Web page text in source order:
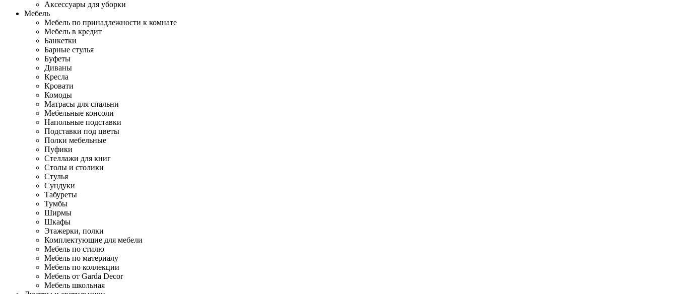
Аксессуары для уборки
Мебель
Мебель по принадлежности к комнате
Мебель в кредит
Банкетки
Барные стулья
Буфеты
Диваны
Кресла
Кровати
Комоды
Матрасы для спальни
Мебельные консоли
Напольные подставки
Подставки под цветы
Полки мебельные
Пуфики
Стеллажи для книг
Столы и столики
Стулья
Сундуки
Табуреты
Тумбы
Ширмы
Шкафы
Этажерки, полки
Комплектующие для мебели
Мебель по стилю
Мебель по материалу
Мебель по коллекции
Мебель от Garda Decor
Мебель школьная